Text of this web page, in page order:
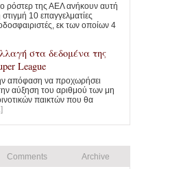
ρόστερ της ΑΕΛ ανήκουν αυτή
στιγμή 10 επαγγελματίες
εκ των οποίων 4
στα δεδομένα της
League
απόφαση να προχωρήσει
αύξηση του αριθμού των μη
παικτών που θα
Comments Archive